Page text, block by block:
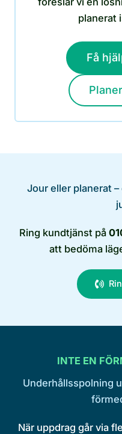
planerat
Få
Jour eller planerat
Ring kundtjänst på
att bedöma
INTE EN
Underhållsspolning
När uppdrag går via